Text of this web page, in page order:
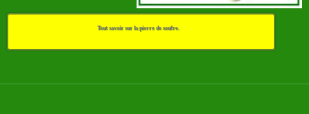
Tout savoir sur la pierre de soufre.